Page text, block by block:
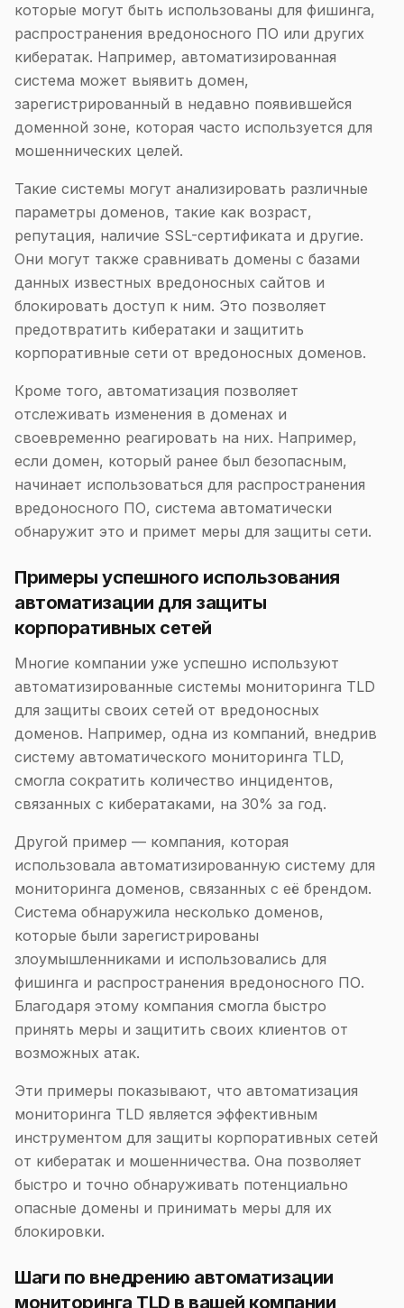
которые могут быть использованы для фишинга,
распространения вредоносного ПО или других
кибератак. Например, автоматизированная
система может выявить домен,
зарегистрированный в недавно появившейся
доменной зоне, которая часто используется для
мошеннических целей.
Такие системы могут анализировать различные
параметры доменов, такие как возраст,
репутация, наличие SSL-сертификата и другие.
Они могут также сравнивать домены с базами
данных известных вредоносных сайтов и
блокировать доступ к ним. Это позволяет
предотвратить кибератаки и защитить
корпоративные сети от вредоносных доменов.
Кроме того, автоматизация позволяет
отслеживать изменения в доменах и
своевременно реагировать на них. Например,
если домен, который ранее был безопасным,
начинает использоваться для распространения
вредоносного ПО, система автоматически
обнаружит это и примет меры для защиты сети.
Примеры успешного использования
автоматизации для защиты
корпоративных сетей
Многие компании уже успешно используют
автоматизированные системы мониторинга TLD
для защиты своих сетей от вредоносных
доменов. Например, одна из компаний, внедрив
систему автоматического мониторинга TLD,
смогла сократить количество инцидентов,
связанных с кибератаками, на 30% за год.
Другой пример — компания, которая
использовала автоматизированную систему для
мониторинга доменов, связанных с её брендом.
Система обнаружила несколько доменов,
которые были зарегистрированы
злоумышленниками и использовались для
фишинга и распространения вредоносного ПО.
Благодаря этому компания смогла быстро
принять меры и защитить своих клиентов от
возможных атак.
Эти примеры показывают, что автоматизация
мониторинга TLD является эффективным
инструментом для защиты корпоративных сетей
от кибератак и мошенничества. Она позволяет
быстро и точно обнаруживать потенциально
опасные домены и принимать меры для их
блокировки.
Шаги по внедрению автоматизации
мониторинга TLD в вашей компании